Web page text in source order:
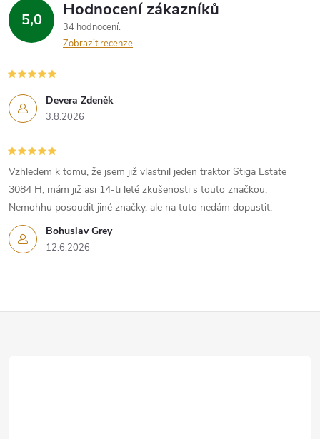
d
a
c
í
p
r
v
k
y
5,0 Hodnocení zákazníků
34 hodnocení
Zobrazit recenze
Devera Zdeněk
3.8.2026
Bohuslav Grey
12.6.2026
Vzhledem k tomu, že jsem již vlastnil jeden traktor Stiga Estate
3084 H, mám již asi 14-ti leté zkušenosti s touto značkou.
Nemohhu posoudit jiné značky, ale na tuto nedám dopustit.